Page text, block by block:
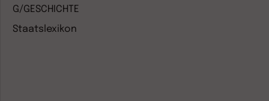
G/GESCHICHTE
Staatslexikon